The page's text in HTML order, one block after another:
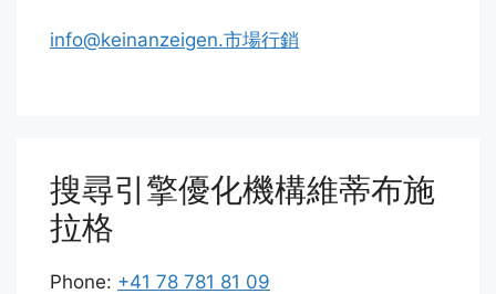
info@keinanzeigen.市場行銷
搜尋引擎優化機構維蒂布施
拉格
Phone: +41 78 781 81 09